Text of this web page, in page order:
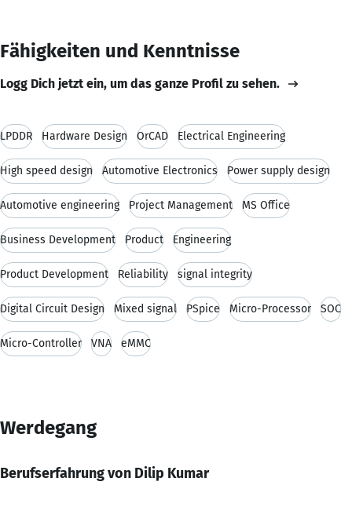
Fähigkeiten und Kenntnisse
Logg Dich jetzt ein, um das ganze Profil zu sehen.
LPDDR Hardware Design OrCAD Electrical Engineering
High speed design Automotive Electronics Power supply design
Automotive engineering Project Management MS Office
Business Development Product Engineering
Product Development Reliability signal integrity
Digital Circuit Design Mixed signal PSpice Micro-Processor SOC
Micro-Controller VNA eMMC
Werdegang
Berufserfahrung von Dilip Kumar